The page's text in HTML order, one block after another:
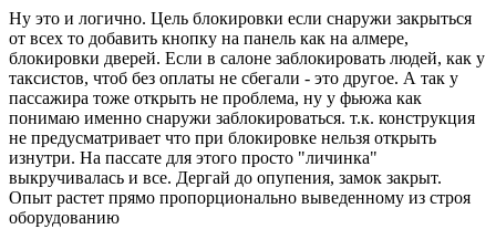
Ну это и логично. Цель блокировки если снаружи закрыться
от всех то добавить кнопку на панель как на алмере,
блокировки дверей. Если в салоне заблокировать людей, как у
таксистов, чтоб без оплаты не сбегали - это другое. А так у
пассажира тоже открыть не проблема, ну у фьюжа как
понимаю именно снаружи заблокироваться. т.к. конструкция
не предусматривает что при блокировке нельзя открыть
изнутри. На пассате для этого просто "личинка"
выкручивалась и все. Дергай до опупения, замок закрыт.
Опыт растет прямо пропорционально выведенному из строя
оборудованию